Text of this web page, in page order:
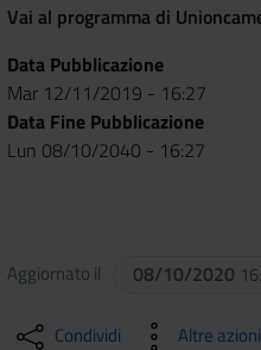
Vai al programma di
Data Pubblicazione
Mar 12/11/2019 - 16:27
Data Fine Pubblicazione
Lun 08/10/2040 - 16:27
Aggiornato il 08/10/2020
Condividi Altre azioni